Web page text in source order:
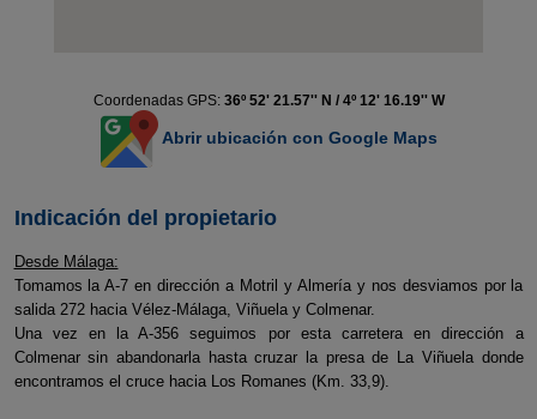
Coordenadas GPS: 36º 52' 21.57'' N / 4º 12' 16.19'' W
Abrir ubicación con Google Maps
Indicación del propietario
Desde Málaga:
Tomamos la A-7 en dirección a Motril y Almería y nos desviamos por la
salida 272 hacia Vélez-Málaga, Viñuela y Colmenar.
Una vez en la A-356 seguimos por esta carretera en dirección a
Colmenar sin abandonarla hasta cruzar la presa de La Viñuela donde
encontramos el cruce hacia Los Romanes (Km. 33,9).